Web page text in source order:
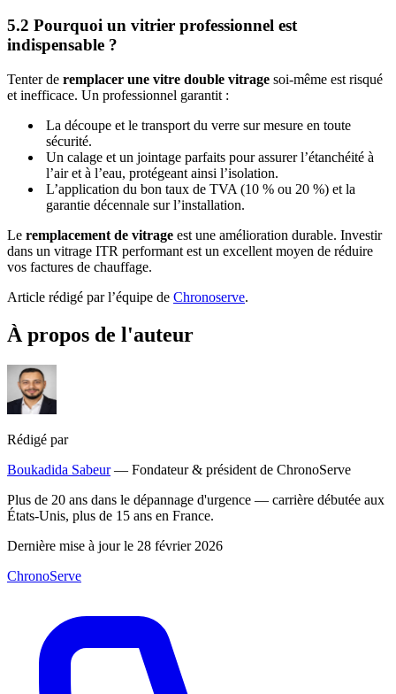
5.2 Pourquoi un vitrier professionnel est
indispensable ?
Tenter de remplacer une vitre double vitrage soi-même est risqué
et inefficace. Un professionnel garantit :
La découpe et le transport du verre sur mesure en toute
sécurité.
Un calage et un jointage parfaits pour assurer l’étanchéité à
l’air et à l’eau, protégeant ainsi l’isolation.
L’application du bon taux de TVA (10 % ou 20 %) et la
garantie décennale sur l’installation.
Le remplacement de vitrage est une amélioration durable. Investir
dans un vitrage ITR performant est un excellent moyen de réduire
vos factures de chauffage.
Article rédigé par l’équipe de Chronoserve.
À propos de l'auteur
Rédigé par
Boukadida Sabeur — Fondateur & président de ChronoServe
Plus de 20 ans dans le dépannage d'urgence — carrière débutée aux
États-Unis, plus de 15 ans en France.
Dernière mise à jour le 28 février 2026
ChronoServe